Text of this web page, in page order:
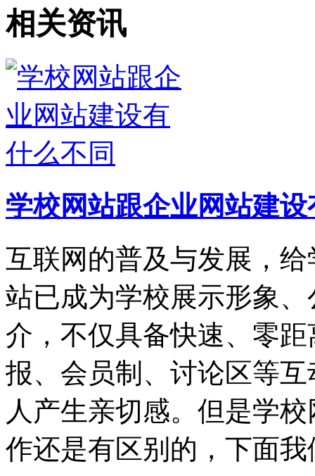
相关资讯
学校网站跟企业网站建
互联网的普及与发展，
站已成为学校展示形象
介，不仅具备快速、零
报、会员制、讨论区等
人产生亲切感。但是学
作还是有区别的，下面